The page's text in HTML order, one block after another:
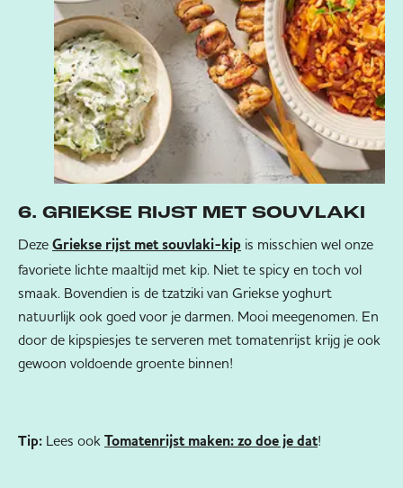
6. GRIEKSE RIJST MET SOUVLAKI
Deze Griekse rijst met souvlaki-kip is misschien wel onze
favoriete lichte maaltijd met kip. Niet te spicy en toch vol
smaak. Bovendien is de tzatziki van Griekse yoghurt
natuurlijk ook goed voor je darmen. Mooi meegenomen. En
door de kipspiesjes te serveren met tomatenrijst krijg je ook
gewoon voldoende groente binnen!
Tip: Lees ook Tomatenrijst maken: zo doe je dat!